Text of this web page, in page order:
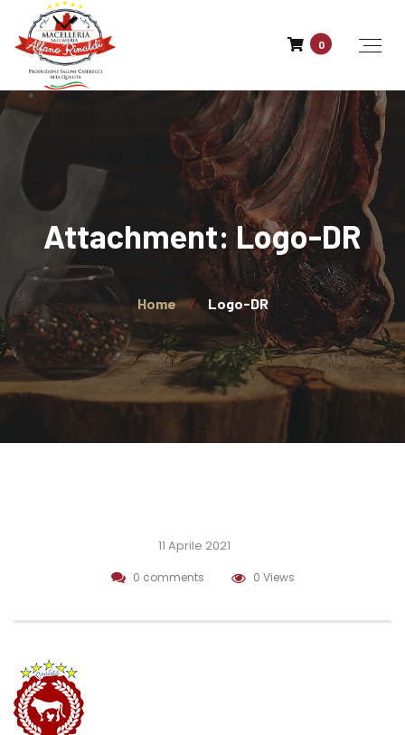
0
Attachment: Logo-DR
Home Logo-DR
11 Aprile 2021
0 comments 0 Views